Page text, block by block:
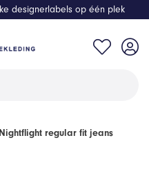
designerlabels op één plek
regular fit jeans